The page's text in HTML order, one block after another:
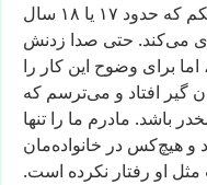
که حدود ۱۷ یا ۱۸ سال
می‌کند. حتی صدا زدنش
اما برای وضوح این کار را
گیر افتاد و می‌ترسم که
باشد. مادرم ما را تنها
و هیچ‌کس در خانواده‌مان
مثل او رفتار نکرده است.